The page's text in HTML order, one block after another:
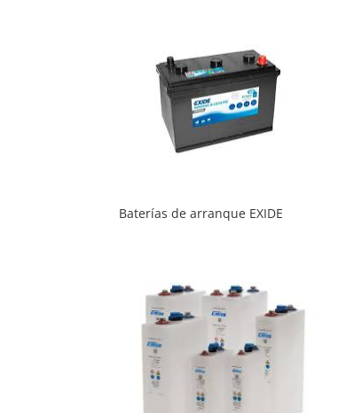
Baterías de arranque EXIDE